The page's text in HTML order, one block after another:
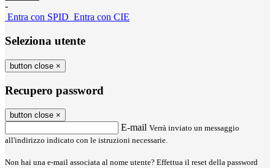
-
Entra con SPID Entra con CIE
Seleziona utente
button close ×
Recupero password
button close ×
E-mail Verrà inviato un messaggio
all'indirizzo indicato con le istruzioni necessarie.
Non hai una e-mail associata al nome utente? Effettua il reset della password